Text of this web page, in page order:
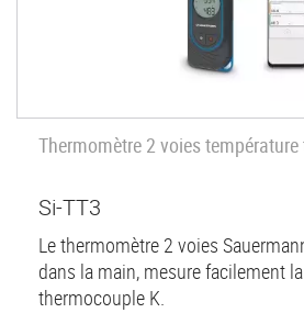
Thermomètre 2 voies
Si-TT3
Le thermomètre 2 voies
dans la main, mesure facilement
thermocouple K.